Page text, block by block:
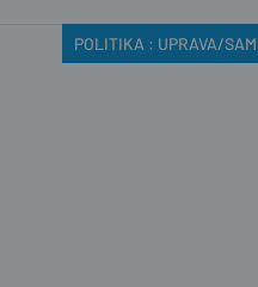
POLITIKA : UPRAVA/